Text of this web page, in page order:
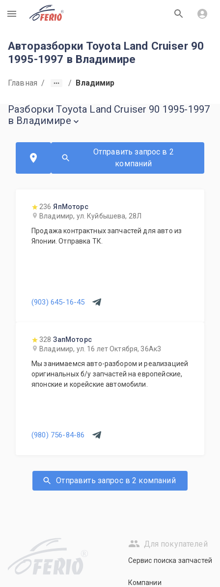
R
Авторазборки Toyota Land Cruiser 90
1995-1997 в Владимире
Главная / / Владимир
Разборки Toyota Land Cruiser 90 1995-1997
в Владимире
Отправить запрос в 2
компаний
236 ЯпМоторс
Владимир, ул. Куйбышева, 28Л
Продажа контрактных запчастей для авто из
Японии. Отправка ТК.
(903) 645-16-45
328 ЗапМоторс
Владимир, ул. 16 лет Октября, 36Ак3
Мы занимаемся авто-разбором и реализацией
оригинальных б/у запчастей на европейские,
японские и корейские автомобили.
(980) 756-84-86
Отправить запрос в 2 компаний
R
Для покупателей
Сервис поиска запчастей
Компании